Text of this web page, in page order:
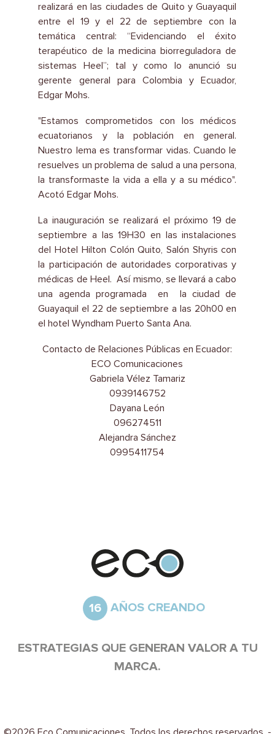
realizará en las ciudades de Quito y Guayaquil
entre el 19 y el 22 de septiembre con la
temática central: “Evidenciando el éxito
terapéutico de la medicina biorreguladora de
sistemas Heel”; tal y como lo anunció su
gerente general para Colombia y Ecuador,
Edgar Mohs.
"Estamos comprometidos con los médicos
ecuatorianos y la población en general.
Nuestro lema es transformar vidas. Cuando le
resuelves un problema de salud a una persona,
la transformaste la vida a ella y a su médico".
Acotó Edgar Mohs.
La inauguración se realizará el próximo 19 de
septiembre a las 19H30 en las instalaciones
del Hotel Hilton Colón Quito, Salón Shyris con
la participación de autoridades corporativas y
médicas de Heel. Así mismo, se llevará a cabo
una agenda programada en la ciudad de
Guayaquil el 22 de septiembre a las 20h00 en
el hotel Wyndham Puerto Santa Ana.
Contacto de Relaciones Públicas en Ecuador:
ECO Comunicaciones
Gabriela Vélez Tamariz
0939146752
Dayana León
096274511
Alejandra Sánchez
0995411754
16 AÑOS CREANDO
ESTRATEGIAS QUE GENERAN VALOR A TU
MARCA.